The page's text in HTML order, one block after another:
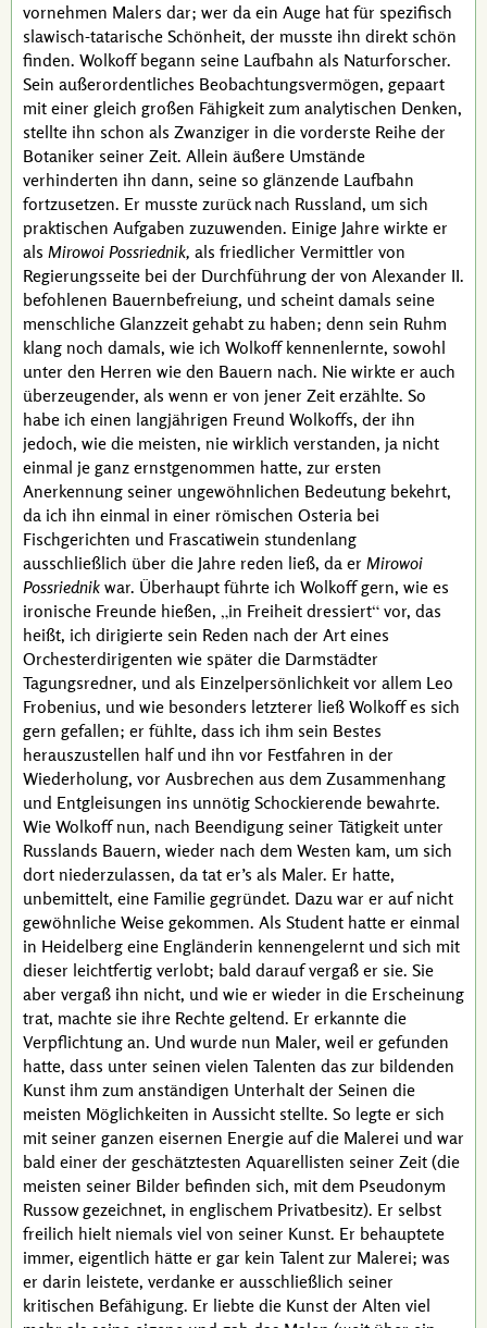
vornehmen Malers dar; wer da ein Auge hat für spezifisch
slawisch-tatarische Schönheit, der musste ihn direkt schön
finden. Wolkoffbegann seine Laufbahn als Naturforscher.
Sein außerordentliches Beobachtungsvermögen, gepaart
mit einer gleich großen Fähigkeit zum analytischen Denken,
stellte ihn schon als Zwanziger in die vorderste Reihe der
Botaniker seiner Zeit. Allein äußere Umstände
verhinderten ihn dann, seine so glänzende Laufbahn
fortzusetzen. Er musste zurück nach Russland, um sich
praktischen Aufgaben zuzuwenden. Einige Jahre wirkte er
als Mirowoi Possriednik, als friedlicher Vermittler von
Regierungsseite bei der Durchführung der von Alexander II.
befohlenen Bauernbefreiung, und scheint damals seine
menschliche Glanzzeit gehabt zu haben; denn sein Ruhm
klang noch damals, wie ich Wolkoffkennenlernte, sowohl
unter den Herren wie den Bauern nach. Nie wirkte er auch
überzeugender, als wenn er von jener Zeit erzählte. So
habe ich einen langjährigen Freund Wolkoffs, der ihn
jedoch, wie die meisten, nie wirklich verstanden, ja nicht
einmal je ganz ernstgenommen hatte, zur ersten
Anerkennung seiner ungewöhnlichen Bedeutung bekehrt,
da ich ihn einmal in einer römischen Osteria bei
Fischgerichten und Frascatiwein stundenlang
ausschließlich über die Jahre reden ließ, da er Mirowoi
Possriednik war. Überhaupt führte ich Wolkoffgern, wie es
ironische Freunde hießen,
in Freiheit dressiert vor, das
heißt, ich dirigierte sein Reden nach der Art eines
Orchesterdirigenten wie später die Darmstädter
Tagungsredner, und als Einzelpersönlichkeit vor allem Leo
Frobenius, und wie besonders letzterer ließ Wolkoffes sich
gern gefallen; er fühlte, dass ich ihm sein Bestes
herauszustellen half und ihn vor Festfahren in der
Wiederholung, vor Ausbrechen aus dem Zusammenhang
und Entgleisungen ins unnötig Schockierende bewahrte.
Wie Wolkoffnun, nach Beendigung seiner Tätigkeit unter
Russlands Bauern, wieder nach dem Westen kam, um sich
dort niederzulassen, da tat er’s als Maler. Er hatte,
unbemittelt, eine Familie gegründet. Dazu war er auf nicht
gewöhnliche Weise gekommen. Als Student hatte er einmal
in Heidelberg eine Engländerin kennengelernt und sich mit
dieser leichtfertig verlobt; bald darauf vergaß er sie. Sie
aber vergaß ihn nicht, und wie er wieder in die Erscheinung
trat, machte sie ihre Rechte geltend. Er erkannte die
Verpflichtung an. Und wurde nun Maler, weil er gefunden
hatte, dass unter seinen vielen Talenten das zur bildenden
Kunst ihm zum anständigen Unterhalt der Seinen die
meisten Möglichkeiten in Aussicht stellte. So legte er sich
mit seiner ganzen eisernen Energie auf die Malerei und war
bald einer der geschätztesten Aquarellisten seiner Zeit (die
meisten seiner Bilder befinden sich, mit dem Pseudonym
Russowgezeichnet, in englischem Privatbesitz). Er selbst
freilich hielt niemals viel von seiner Kunst. Er behauptete
immer, eigentlich hätte er gar kein Talent zur Malerei; was
er darin leistete, verdanke er ausschließlich seiner
kritischen Befähigung. Er liebte die Kunst der Alten viel